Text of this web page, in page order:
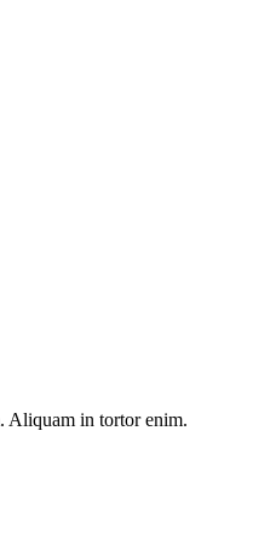
Aliquam in tortor enim.